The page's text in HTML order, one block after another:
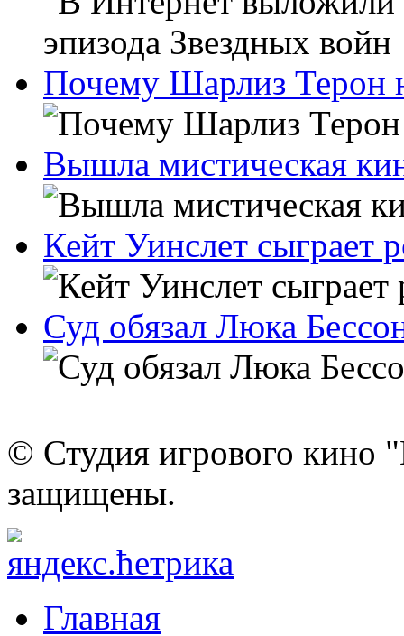
Почему Шарлиз Терон
Вышла мистическая
Кейт Уинслет сыграет
Суд обязал Люка
© Студия игрового кино
защищены.
Главная